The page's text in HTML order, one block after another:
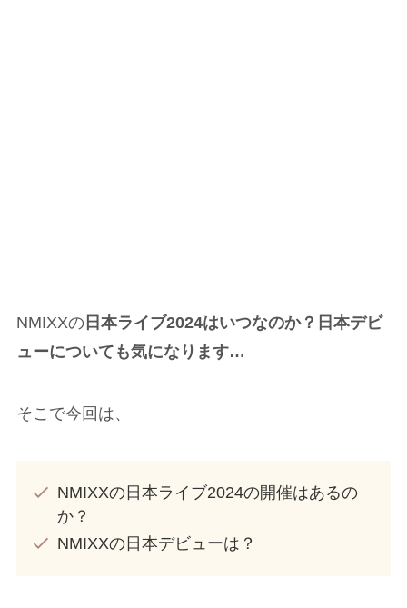
NMIXXの日本ライブ2024はいつなのか？日本デビ
ューについても気になります…
そこで今回は、
NMIXXの日本ライブ2024の開催はあるの
か？
NMIXXの日本デビューは？